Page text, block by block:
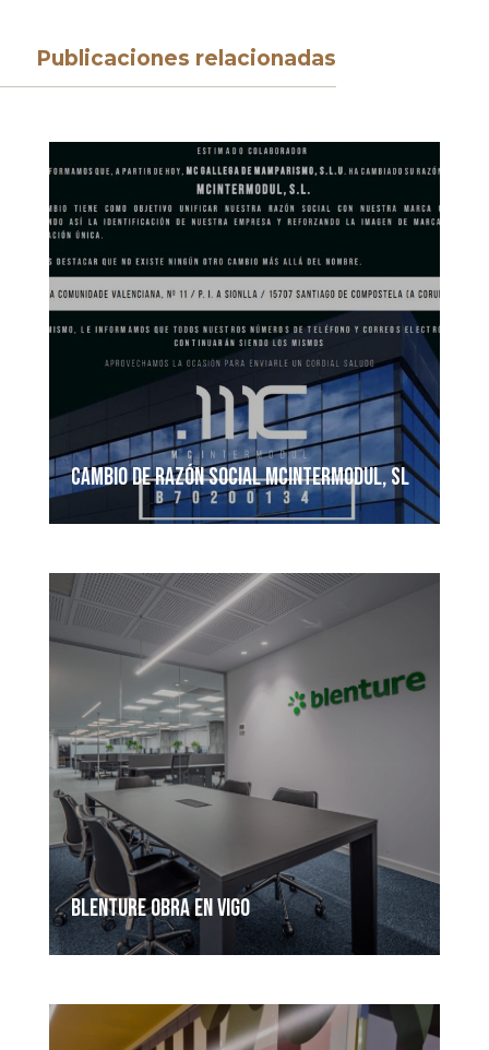
Publicaciones relacionadas
CAMBIO DE RAZÓN SOCIAL MCINTERMODUL, SL
Blenture Obra en Vigo